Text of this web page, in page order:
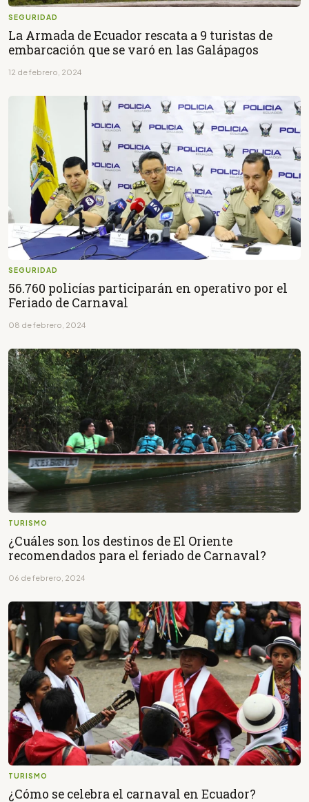
SEGURIDAD
La Armada de Ecuador rescata a 9 turistas de
embarcación que se varó en las Galápagos
12 de febrero, 2024
SEGURIDAD
56.760 policías participarán en operativo por el
Feriado de Carnaval
08 de febrero, 2024
TURISMO
¿Cuáles son los destinos de El Oriente
recomendados para el feriado de Carnaval?
06 de febrero, 2024
TURISMO
¿Cómo se celebra el carnaval en Ecuador?